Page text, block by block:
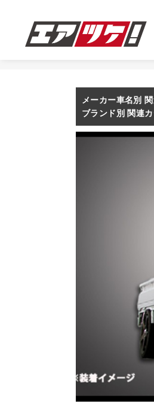
メーカー車名別
ブランド別 関連カ